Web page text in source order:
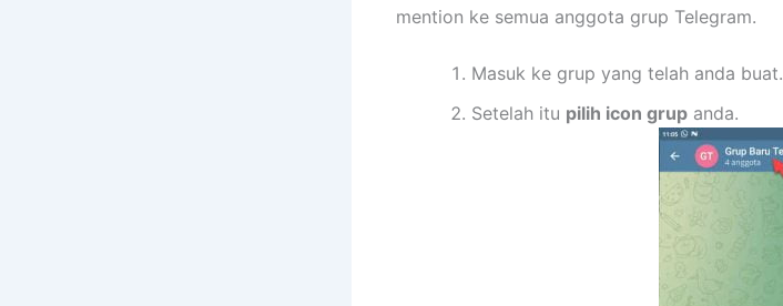
mention ke semua anggota grup Telegram.
Masuk ke grup yang telah anda buat.
Setelah itu pilih icon grup anda.